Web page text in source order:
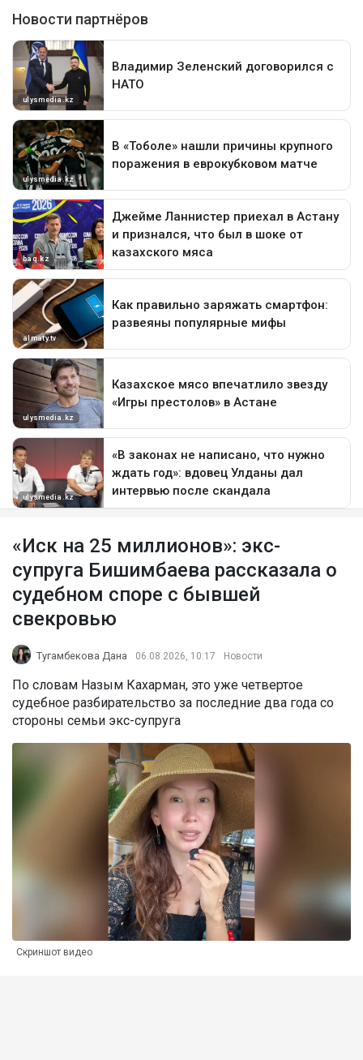
«Иск на 25 миллионов»: экс-
супруга Бишимбаева рассказала о
судебном споре с бывшей
свекровью
Тугамбекова Дана 06.08.2026, 10:17 Новости
По словам Назым Кахарман, это уже четвертое
судебное разбирательство за последние два года со
стороны семьи экс-супруга
Скриншот видео